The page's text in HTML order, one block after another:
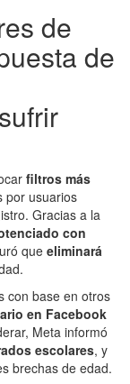
de
de
filtros más
por usuarios
Gracias a la
con
queeliminará
con base en otros
en Facebook
Meta informó
escolares, y
brechas de edad.